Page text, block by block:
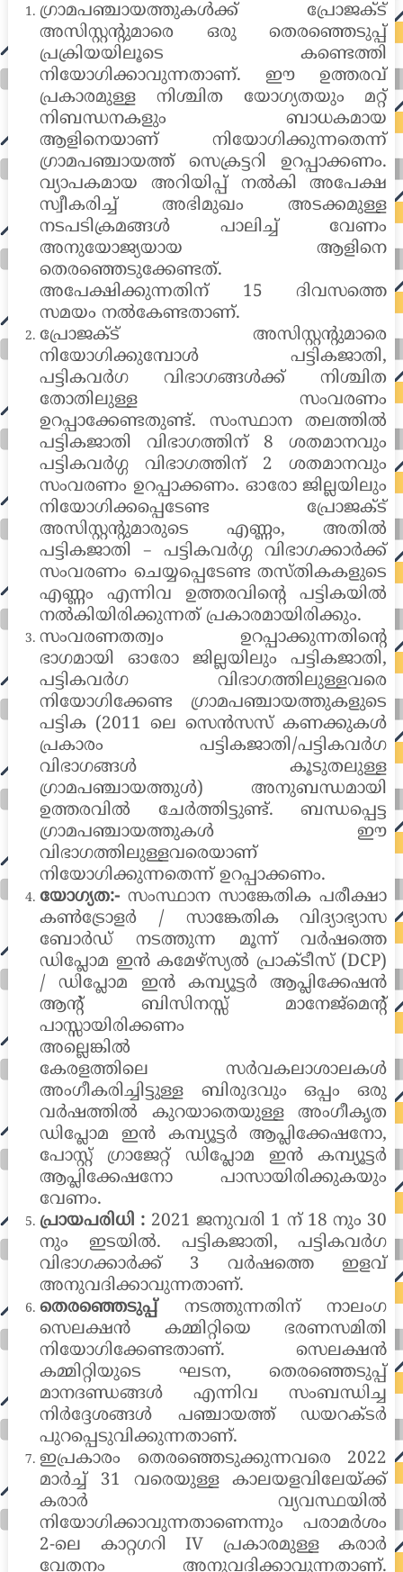
ഗ്രാമപഞ്ചായത്തുകൾക്ക് പ്രോജക്ട്
അസിസ്റ്റന്റുമാരെ ഒരു തെരഞ്ഞെടുപ്പ്
പ്രക്രിയയിലൂടെ കണ്ടെത്തി
നിയോഗിക്കാവുന്നതാണ്. ഈ ഉത്തരവ്
പ്രകാരമുള്ള നിശ്ചിത യോഗ്യതയും മറ്റ്
നിബന്ധനകളും ബാധകമായ
ആളിനെയാണ് നിയോഗിക്കുന്നതെന്ന്
ഗ്രാമപഞ്ചായത്ത് സെക്രട്ടറി ഉറപ്പാക്കണം.
വ്യാപകമായ അറിയിപ്പ് നൽകി അപേക്ഷ
സ്വീകരിച്ച് അഭിമുഖം അടക്കമുള്ള
നടപടിക്രമങ്ങൾ പാലിച്ച് വേണം
അനുയോജ്യയായ ആളിനെ
തെരഞ്ഞെടുക്കേണ്ടത്.
അപേക്ഷിക്കുന്നതിന് 15 ദിവസത്തെ
സമയം നൽകേണ്ടതാണ്.
പ്രോജക്ട് അസിസ്റ്റന്റുമാരെ
നിയോഗിക്കുമ്പോൾ പട്ടികജാതി,
പട്ടികവർഗ വിഭാഗങ്ങൾക്ക് നിശ്ചിത
തോതിലുള്ള സംവരണം
ഉറപ്പാക്കേണ്ടതുണ്ട്. സംസ്ഥാന തലത്തിൽ
പട്ടികജാതി വിഭാഗത്തിന് 8 ശതമാനവും
പട്ടികവർഗ്ഗ വിഭാഗത്തിന് 2 ശതമാനവും
സംവരണം ഉറപ്പാക്കണം. ഓരോ ജില്ലയിലും
നിയോഗിക്കപ്പെടേണ്ട പ്രോജക്ട്
അസിസ്റ്റന്റുമാരുടെ എണ്ണം, അതിൽ
പട്ടികജാതി – പട്ടികവർഗ്ഗ വിഭാഗക്കാർക്ക്
സംവരണം ചെയ്യപ്പെടേണ്ട തസ്തികകളുടെ
എണ്ണം എന്നിവ ഉത്തരവിന്റെ പട്ടികയിൽ
നൽകിയിരിക്കുന്നത് പ്രകാരമായിരിക്കും.
സംവരണതത്വം ഉറപ്പാക്കുന്നതിന്റെ
ഭാഗമായി ഓരോ ജില്ലയിലും പട്ടികജാതി,
പട്ടികവർഗ വിഭാഗത്തിലുള്ളവരെ
നിയോഗിക്കേണ്ട ഗ്രാമപഞ്ചായത്തുകളുടെ
പട്ടിക (2011 ലെ സെൻസസ് കണക്കുകൾ
പ്രകാരം പട്ടികജാതി/പട്ടികവർഗ
വിഭാഗങ്ങൾ കൂടുതലുള്ള
ഗ്രാമപഞ്ചായത്തുൾ) അനുബന്ധമായി
ഉത്തരവിൽ ചേർത്തിട്ടുണ്ട്. ബന്ധപ്പെട്ട
ഗ്രാമപഞ്ചായത്തുകൾ ഈ
വിഭാഗത്തിലുള്ളവരെയാണ്
നിയോഗിക്കുന്നതെന്ന് ഉറപ്പാക്കണം.
യോഗ്യത:-സംസ്ഥാന സാങ്കേതിക പരീക്ഷാ
കൺട്രോളർ / സാങ്കേതിക വിദ്യാഭ്യാസ
ബോർഡ് നടത്തുന്ന മൂന്ന് വർഷത്തെ
ഡിപ്ലോമ ഇൻ കമേഴ്സ്യൽ പ്രാക്ടീസ് (DCP)
/ ഡിപ്ലോമ ഇൻ കമ്പ്യൂട്ടർ ആപ്ലിക്കേഷൻ
ആന്റ് ബിസിനസ്സ് മാനേജ്മെന്റ്
പാസ്സായിരിക്കണം
അല്ലെങ്കിൽ
കേരളത്തിലെ സർവകലാശാലകൾ
അംഗീകരിച്ചിട്ടുള്ള ബിരുദവും ഒപ്പം ഒരു
വർഷത്തിൽ കുറയാതെയുള്ള അംഗീകൃത
ഡിപ്ലോമ ഇൻ കമ്പ്യൂട്ടർ ആപ്ലിക്കേഷനോ,
പോസ്റ്റ് ഗ്രാജേറ്റ് ഡിപ്ലോമ ഇൻ കമ്പ്യൂട്ടർ
ആപ്ലിക്കേഷനോ പാസായിരിക്കുകയും
വേണം.
പ്രായപരിധി : 2021 ജനുവരി 1 ന് 18 നും 30
നും ഇടയിൽ. പട്ടികജാതി, പട്ടികവർഗ
വിഭാഗക്കാർക്ക് 3 വർഷത്തെ ഇളവ്
അനുവദിക്കാവുന്നതാണ്.
തെരഞ്ഞെടുപ്പ്നടത്തുന്നതിന് നാലംഗ
സെലക്ഷൻ കമ്മിറ്റിയെ ഭരണസമിതി
നിയോഗിക്കേണ്ടതാണ്. സെലക്ഷൻ
കമ്മിറ്റിയുടെ ഘടന, തെരഞ്ഞെടുപ്പ്
മാനദണ്ഡങ്ങൾ എന്നിവ സംബന്ധിച്ച
നിർദ്ദേശങ്ങൾ പഞ്ചായത്ത് ഡയറക്ടർ
പുറപ്പെടുവിക്കുന്നതാണ്.
ഇപ്രകാരം തെരഞ്ഞെടുക്കുന്നവരെ 2022
മാർച്ച് 31 വരെയുള്ള കാലയളവിലേയ്ക്ക്
കരാർ വ്യവസ്ഥയിൽ
നിയോഗിക്കാവുന്നതാണെന്നും പരാമർശം
2-ലെ കാറ്റഗറി IV പ്രകാരമുള്ള കരാർ
വേതനം അനുവദിക്കാവുന്നതാണ്.